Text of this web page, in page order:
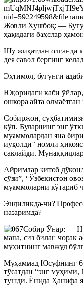
Жовли Хушбоқ: —
ҳақидаги баҳслар
Шу жиҳатдан олганда
дея савол бергинг
Эҳтимол, бугунги
Юқоридаги каби
ошкора айта олмаётган
Собиржон,
кўп. Буларнинг энг
муаммолардан яна
йўқолди” номли
сақлайди.
Айримлар китоб
сўзи”, “Ўзбекистон
муаммоларни кўтариб
Эндиликда-чи?
назаримда?
Собир Ўнар: —
мана, сиз билан чорак
муҳитнинг мавжуд
Муҳаммад Юсуфнинг 60
тўсатдан “энг
тушди. Ёнида Ҳанифа